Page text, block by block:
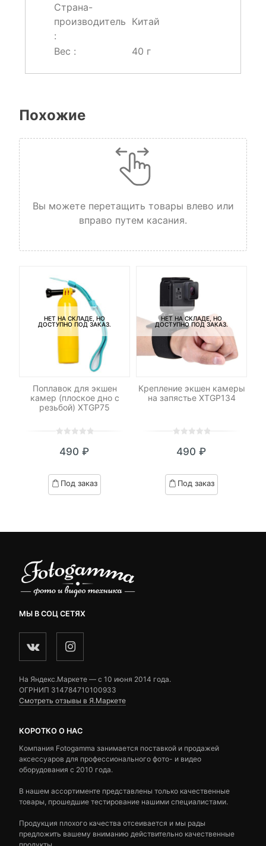
Страна-
производитель
:
Китай
Вес : 40 г
Похожие
Вы можете перетащить товары влево или
вправо путем касания.
НЕТ НА СКЛАДЕ, НО
ДОСТУПНО ПОД ЗАКАЗ.
Поплавок для экшен
камер (плоское дно с
резьбой) XTGP75
out
based
on
490 ₽
Под заказ
НЕТ НА СКЛАДЕ, НО
ДОСТУПНО ПОД ЗАКАЗ.
Крепление экшен камеры
на запястье XTGP134
out
based
on
490 ₽
Под заказ
МЫ В СОЦ СЕТЯХ
На Яндекс.Маркете — c 10 июня 2014 года.
ОГРНИП 314784710100933
Смотреть отзывы в Я.Маркете
КОРОТКО О НАС
Компания Fotogamma занимается поставкой и продажей
аксессуаров для профессионального фото- и видео
оборудования с 2010 года.
В нашем ассортименте представлены только качественные
товары, прошедшие тестирование нашими специалистами.
Продукция плохого качества отсеивается и мы рады
предложить вашему вниманию действительно качественные